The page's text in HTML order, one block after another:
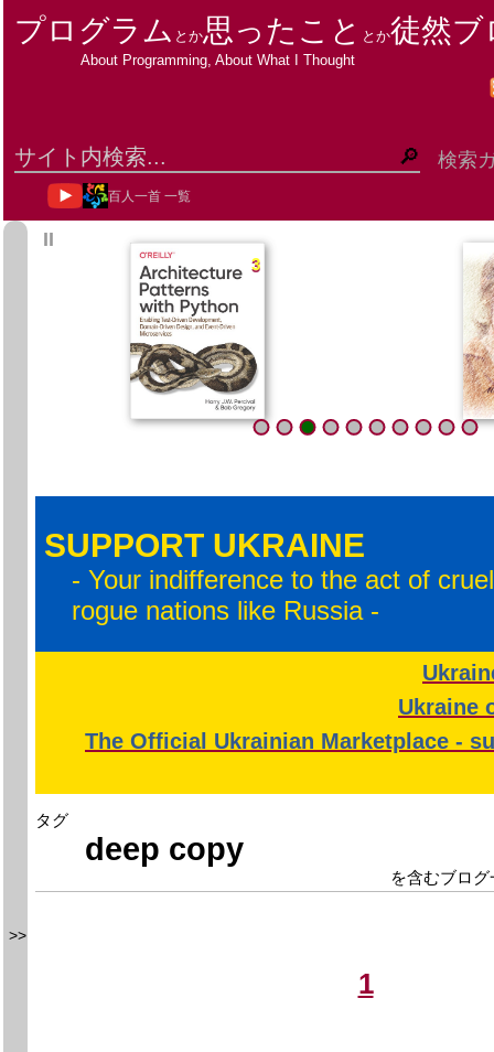
プログラム とか思ったこと とか徒然ブ
About Programming, About What I Thought
百人一首 一覧
検索
>>
ΙΙ
3
3
SUPPORT UKRAINE
- Your indifference to the act of
rogue nations like Russia -
Ukraine
The Official Ukrainian Marketplace -
タグ
deep copy
を含むブログ
1